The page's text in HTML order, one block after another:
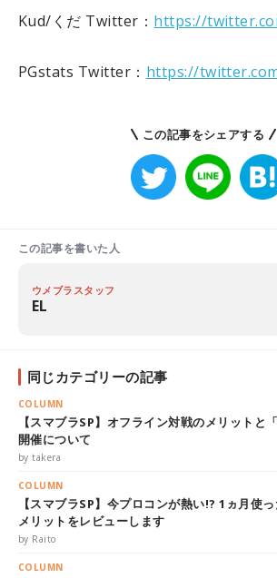
Kud/くだ Twitter： https://
PGstats Twitter： https://
この記事をシェアする
この記事を書いた人
ウメブラスタッフ
EL
同じカテゴリーの記事
COLUMN
【スマブラSP】オフライン対戦のメリットと
開催について
by takera
COLUMN
【スマブラSP】今プロコンが熱い!? 1ヵ月使
メリットをレビューします
by Raito
COLUMN